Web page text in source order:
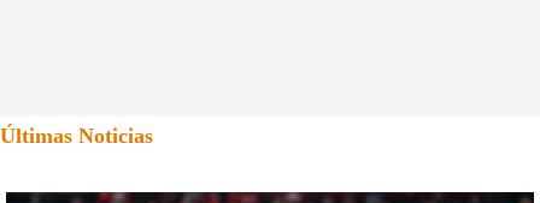
Últimas Noticias